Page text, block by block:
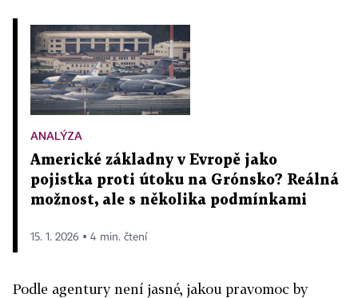
ANALÝZA
Americké základny v Evropě jako
pojistka proti útoku na Grónsko? Reálná
možnost, ale s několika podmínkami
15. 1. 2026 ▪ 4 min. čtení
Podle agentury není jasné, jakou pravomoc by